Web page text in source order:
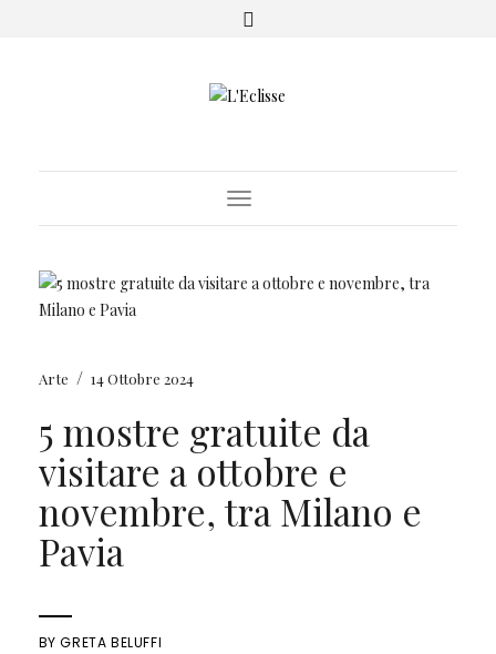
Toggle Navigation
Arte / 14 Ottobre 2024
5 mostre gratuite da
visitare a ottobre e
novembre, tra Milano e
Pavia
BYGRETA BELUFFI